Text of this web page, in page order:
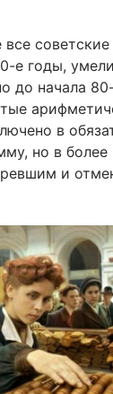
все
е годы,
до начала
в
но в более
и